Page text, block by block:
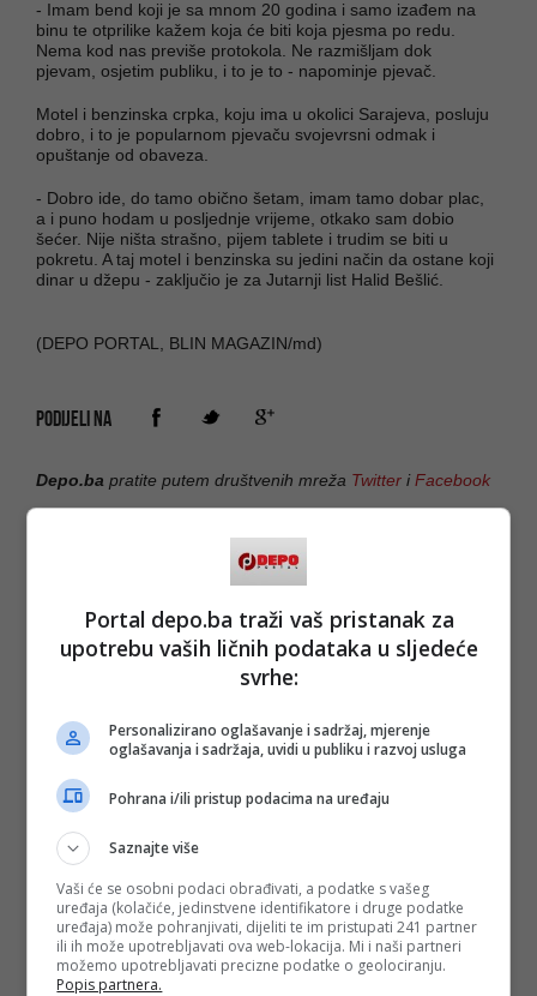
- Imam bend koji je sa mnom 20 godina i samo izađem na
binu te otprilike kažem koja će biti koja pjesma po redu.
Nema kod nas previše protokola. Ne razmišljam dok
pjevam, osjetim publiku, i to je to - napominje pjevač.
Motel i benzinska crpka, koju ima u okolici Sarajeva, posluju
dobro, i to je popularnom pjevaču svojevrsni odmak i
opuštanje od obaveza.
- Dobro ide, do tamo obično šetam, imam tamo dobar plac,
a i puno hodam u posljednje vrijeme, otkako sam dobio
šećer. Nije ništa strašno, pijem tablete i trudim se biti u
pokretu. A taj motel i benzinska su jedini način da ostane koji
dinar u džepu - zaključio je za Jutarnji list Halid Bešlić.
(DEPO PORTAL, BLIN MAGAZIN/md)
PODIJELI NA
Depo.ba pratite putem društvenih mreža Twitter iFacebook
#halid bešlić
Portal depo.ba traži vaš pristanak za
upotrebu vaših ličnih podataka u sljedeće
svrhe:
Personalizirano oglašavanje i sadržaj, mjerenje
oglašavanja i sadržaja, uvidi u publiku i razvoj usluga
Pohrana i/ili pristup podacima na uređaju
Saznajte više
Vaši će se osobni podaci obrađivati, a podatke s vašeg
uređaja (kolačiće, jedinstvene identifikatore i druge podatke
uređaja) može pohranjivati, dijeliti te im pristupati 241 partner
ili ih može upotrebljavati ova web-lokacija. Mi i naši partneri
možemo upotrebljavati precizne podatke o geolociranju.
Popis partnera.